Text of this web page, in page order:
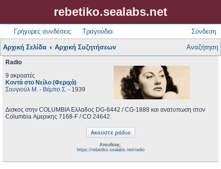
rebetiko.sealabs.net
Γρήγορες συνδέσεις Τραγούδια Σύνδεση
Αρχική Σελίδα Αρχική Συζητήσεων Αναζήτηση
Radio
9 ακροατές
Κοντά στο Νείλο (Φεριχά)
Σουγιούλ Μ. - Βέμπο Σ. - 1939
Δισκος στην COLUMBIA Ελλαδος DG-6442 / CG-1888 και ανατυπωση στον
Columbia ‎Αμερικης 7168-F / CO 24642.
Απευθείας:
https://rebetiko.sealabs.net/radio